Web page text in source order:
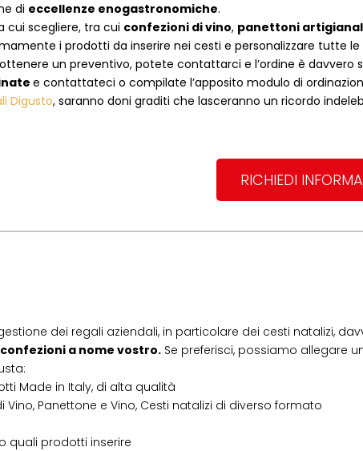
di eccellenze enogastronomiche.
cui scegliere, tra cui confezioni di vino, panettoni
i prodotti da inserire nei cesti e personalizzare tutte
un preventivo, potete contattarci e l’ordine è davvero
e contattateci o compilate l’apposito modulo di
Digusto, saranno doni graditi che lasceranno un ricordo
RICHIEDI
dei regali aziendali, in particolare dei cesti natalizi,
a nome vostro. Se preferisci, possiamo allegare
Made in Italy, di alta qualità
Panettone e Vino, Cesti natalizi di diverso formato
quali prodotti inserire